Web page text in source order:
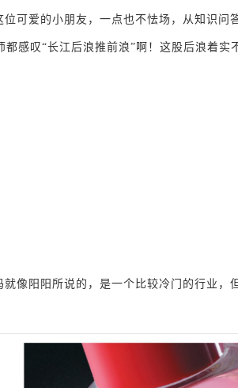
位可爱的小朋友，一点也不怯场，从知识问
都感叹“长江后浪推前浪”啊！这股后浪着实
就像阳阳所说的，是一个比较冷门的行业，